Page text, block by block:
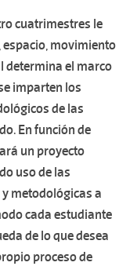
cuatrimestres le
espacio, movimiento
determina el marco
imparten los
de las
En función de
un proyecto
uso de las
metodológicas a
cada estudiante
de lo que desea
proceso de